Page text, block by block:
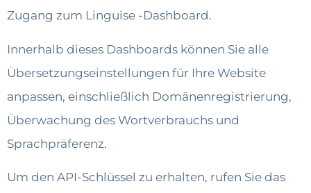
Zugang zum Linguise -Dashboard.
Innerhalb dieses Dashboards können Sie alle
Übersetzungseinstellungen für Ihre Website
anpassen, einschließlich Domänenregistrierung,
Überwachung des Wortverbrauchs und
Sprachpräferenz.
Um den API-Schlüssel zu erhalten, rufen Sie das